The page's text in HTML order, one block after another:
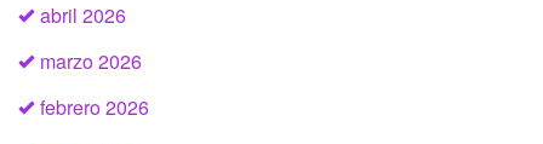
abril 2026
marzo 2026
febrero 2026